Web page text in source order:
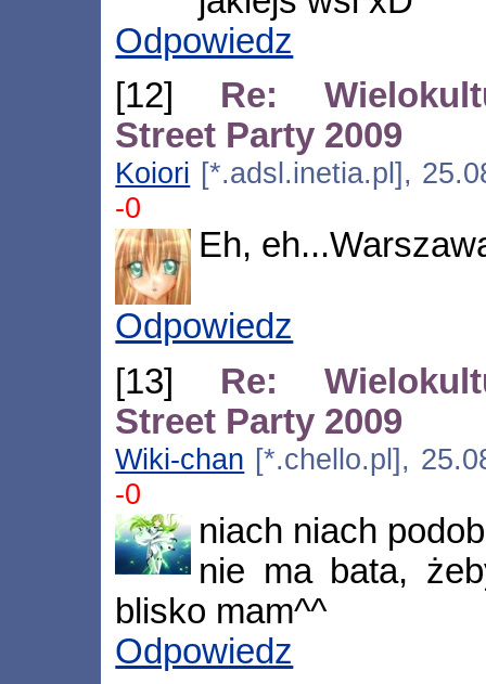
Odpowiedz
[12] Re:
Street Party 2009
Koiori [*.adsl.inetia.pl],
-0
Eh,
Odpowiedz
[13] Re:
Street Party 2009
Wiki-chan [*.chello.pl],
-0
niach niach
nie ma bata,
blisko mam^^
Odpowiedz